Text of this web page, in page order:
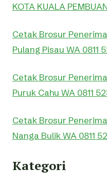
KOTA KUALA
Cetak Brosur
Pulang Pisau WA 0811
Cetak Brosur
Puruk Cahu WA 0811
Cetak Brosur
Nanga Bulik WA 0811
Kategori